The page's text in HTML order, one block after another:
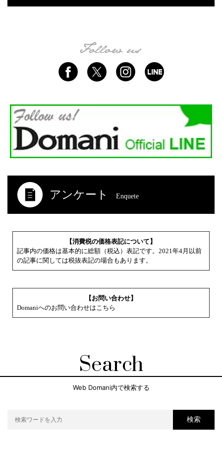
アンケート Enquete
【消費税の価格表記について】
記事内の価格は基本的に総額（税込）表記です。2021年4月以前
の記事に関しては税抜表記の場合もあります。
【お問い合わせ】
Domaniへのお問い合わせはこちら
Search
Web Domani内で検索する
検索